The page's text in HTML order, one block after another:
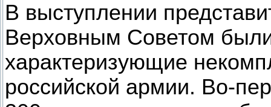
В выступлении
Верховным Советом
характеризующие
российской армии. Во-